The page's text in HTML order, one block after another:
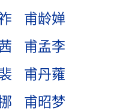
甫龄婵
甫孟李
甫丹蕹
甫昭梦